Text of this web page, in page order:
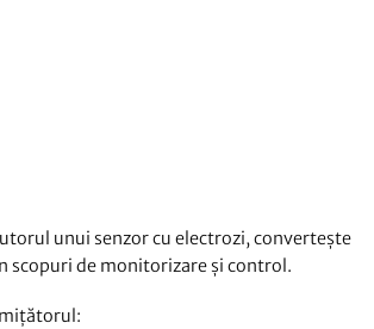
unui senzor cu electrozi, convertește
scopuri de monitorizare și control.